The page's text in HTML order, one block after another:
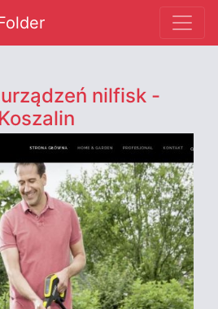
nilfisk -
Koszalin